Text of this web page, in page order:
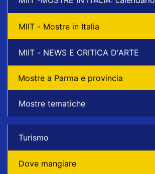
MIIT - Mostre in Italia
MIIT - NEWS E CRITICA D'ARTE
Mostre a Parma e provincia
Mostre tematiche
Turismo
Dove mangiare